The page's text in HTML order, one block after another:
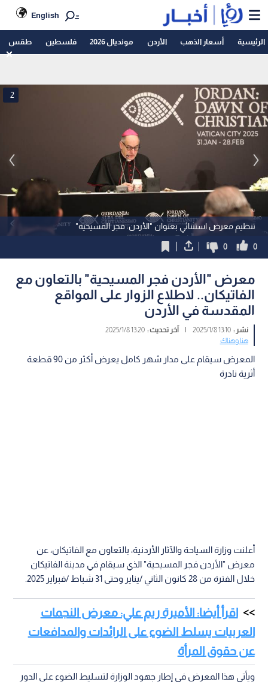
English
الرئيسية أسعار الذهب الأردن مونديال 2026 فلسطين طقس
تنظيم معرض استثنائي بعنوان "الأردن: فجر المسيحية"
2
0
0
معرض "الأردن فجر المسيحية" بالتعاون مع
الفاتيكان.. لاطلاع الزوار على المواقع
المقدسة في الأردن
نشر :13:10 2025/1/8
| آخر تحديث :13:20 2025/1/8
هنا وهناك
المعرض سيقام على مدار شهر كامل يعرض أكثر من 90 قطعة
أثرية نادرة
أعلنت وزارة السياحة والآثار الأردنية، بالتعاون مع الفاتيكان، عن
معرض "الأردن فجر المسيحية" الذي سيقام في مدينة الفاتيكان
خلال الفترة من 28 كانون الثاني /يناير وحتى 31 شباط /فبراير 2025.
اقرأ أيضا: الأميرة ريم علي: معرض النجمات
العربيات يسلط الضوء على الرائدات والمدافعات
عن حقوق المرأة
ويأتي هذا المعرض في إطار جهود الوزارة لتسليط الضوء على الدور